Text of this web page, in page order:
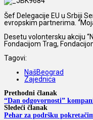
Šef Delegacije EU u Srbiji
evropskim partnerima.
Desetu volontersku akciju
Fondacijom Trag,
Tagovi:
NašBeograd
Zajednica
Prethodni članak
“Dan odgovornosti”
Sledeći članak
Pehar za podršku